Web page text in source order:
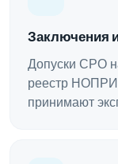
Заключения
Допуски СРО
реестр
принимают